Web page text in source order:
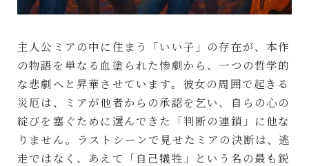
主人公ミアの中に住まう「いい子」の存在が、本作
の物語を単なる血塗られた惨劇から、一つの哲学的
な悲劇へと昇華させています。彼女の周囲で起きる
災厄は、ミアが他者からの承認を乞い、自らの心の
綻びを塞ぐために選んできた「判断の連鎖」に他な
りません。ラストシーンで見せたミアの決断は、逃
走ではなく、あえて「自己犠牲」という名の最も鋭